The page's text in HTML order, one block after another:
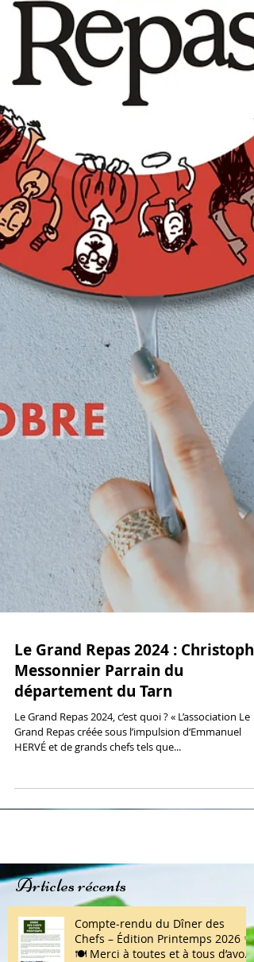
Le Grand Repas 2024 : Christophe
Messonnier Parrain du
département du Tarn
Le Grand Repas 2024, c’est quoi ? « L’association Le
Articles récents
Compte-rendu du Dîner des